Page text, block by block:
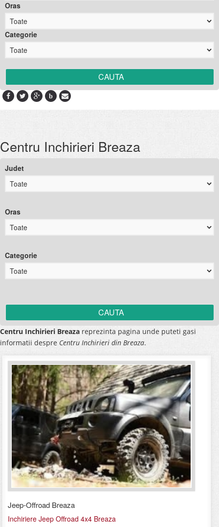
Oras
Categorie
b
Centru Inchirieri Breaza
Judet
Oras
Categorie
Centru Inchirieri Breaza reprezinta pagina unde puteti gasi
informatii despre Centru Inchirieri din Breaza.
Jeep-Offroad Breaza
Inchiriere Jeep Offroad 4x4 Breaza